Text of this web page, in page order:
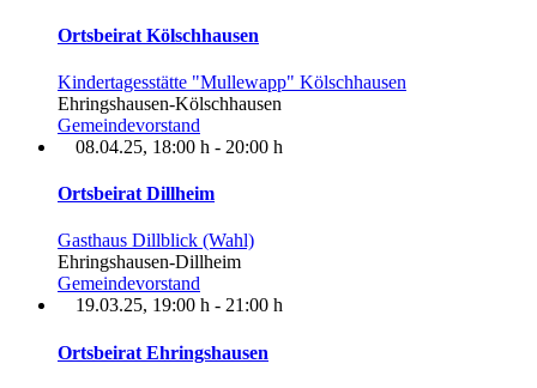
Ortsbeirat Kölschhausen
Kindertagesstätte "Mullewapp" Kölschhausen
Ehringshausen-Kölschhausen
Gemeindevorstand
08.04.25, 18:00 h - 20:00 h
Ortsbeirat Dillheim
Gasthaus Dillblick (Wahl)
Ehringshausen-Dillheim
Gemeindevorstand
19.03.25, 19:00 h - 21:00 h
Ortsbeirat Ehringshausen